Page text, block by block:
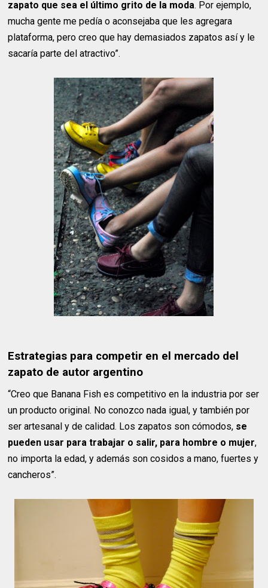
zapato que sea el último grito de la moda. Por ejemplo,
mucha gente me pedía o aconsejaba que les agregara
plataforma, pero creo que hay demasiados zapatos así y le
sacaría parte del atractivo”.
Estrategias para competir en el mercado del
zapato de autor argentino
“Creo que Banana Fish es competitivo en la industria por ser
un producto original. No conozco nada igual, y también por
ser artesanal y de calidad. Los zapatos son cómodos, se
pueden usar para trabajar o salir, para hombre o mujer,
no importa la edad, y además son cosidos a mano, fuertes y
cancheros”.